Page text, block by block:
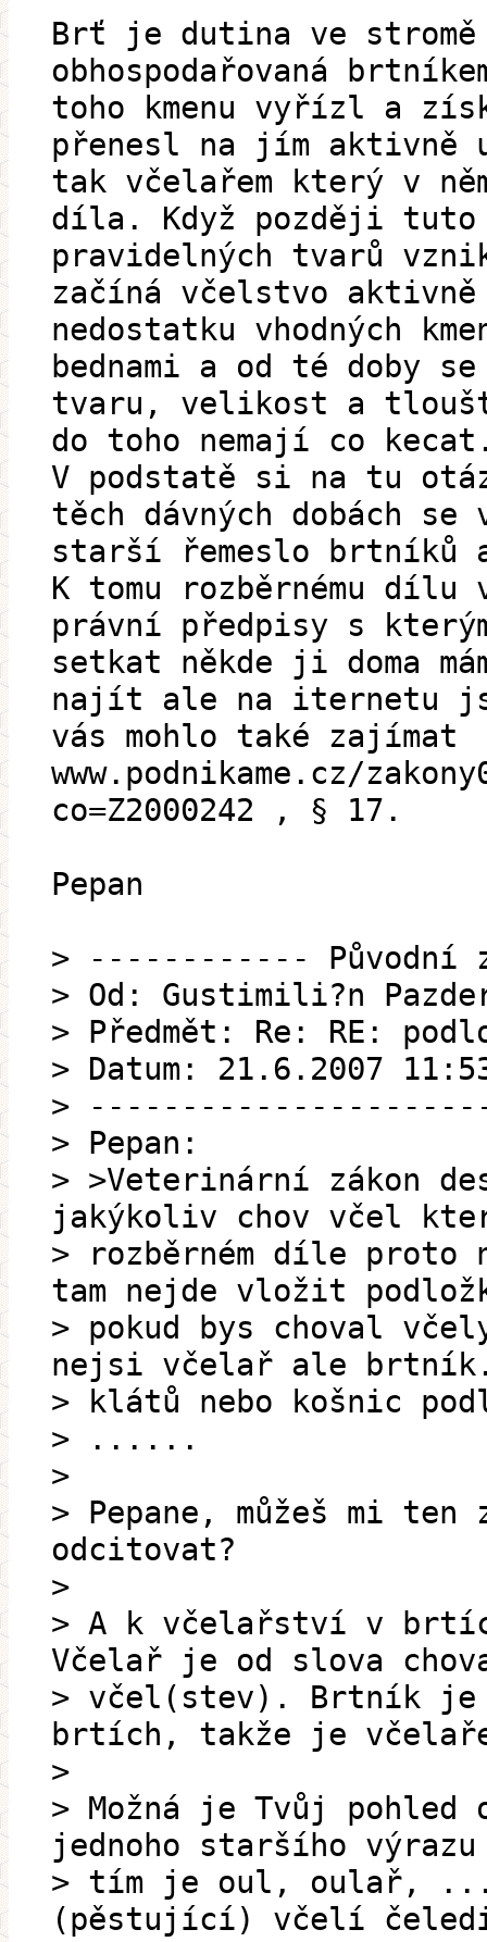
Brť je dutina ve stromě
obhospodařovaná
toho kmenu vyřízl a
přenesl na jím aktivně
tak včelařem který v
díla. Když později
pravidelných tvarů
začíná včelstvo aktivně
nedostatku vhodných
bednami a od té doby
tvaru, velikost a
do toho nemají co
V podstatě si na tu
těch dávných dobách
starší řemeslo brtníků
K tomu rozběrnému
právní předpisy s
setkat někde ji doma
najít ale na iternetu
vás mohlo také zajímat
www.podnikame.cz/
co=Z2000242 , § 17.
Pepan
> ------------ Původní
> Od: Gustimili?n
> Předmět: Re: RE:
> Datum: 21.6.2007
>
> Pepan:
> >Veterinární zákon
jakýkoliv chov včel
> rozběrném díle proto
tam nejde vložit
> pokud bys choval
nejsi včelař ale
> klátů nebo košnic
> ......
>
> Pepane, můžeš mi ten
odcitovat?
>
> A k včelařství v
Včelař je od slova
> včel(stev). Brtník je
brtích, takže je
>
> Možná je Tvůj pohled
jednoho staršího
> tím je oul, oulař, ...
(pěstující) včelí